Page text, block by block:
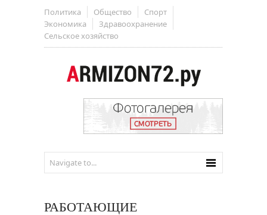
Политика Общество
Спорт
Экономика
Здравоохранение
Сельское хозяйство
РАБОТАЮЩИЕ